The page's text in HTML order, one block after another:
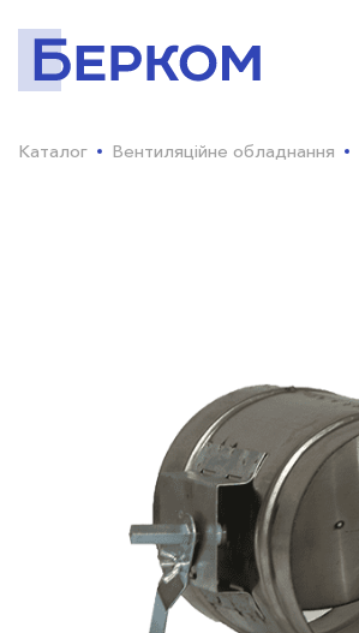
Каталог Вентиляційне обладнання